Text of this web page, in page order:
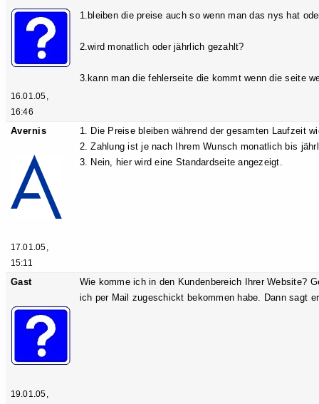
16.01.05,
16:46
1.bleiben die preise auch so wenn man das nys hat
2.wird monatlich oder jährlich gezahlt?
3.kann man die fehlerseite die kommt wenn die seite
Avernis
17.01.05,
15:11
1. Die Preise bleiben während der gesamten Laufzeit
2. Zahlung ist je nach Ihrem Wunsch monatlich bis
3. Nein, hier wird eine Standardseite angezeigt.
Gast
19.01.05,
Wie komme ich in den Kundenbereich Ihrer Website?
ich per Mail zugeschickt bekommen habe. Dann sagt